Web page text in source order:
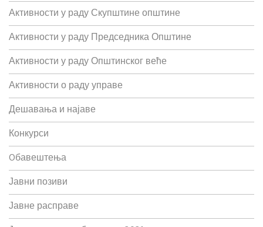
Активности у раду Скупштине општине
Активности у раду Председника Општине
Активности у раду Општинског веће
Активности о раду управе
Дешавања и најаве
Конкурси
Oбавештења
Јавни позиви
Јавне расправе